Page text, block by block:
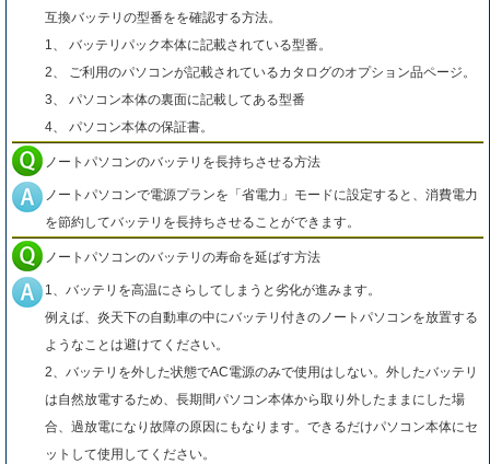
互換バッテリの型番をを確認する方法。
1、 バッテリパック本体に記載されている型番。
2、 ご利用のパソコンが記載されているカタログのオプション品ページ。
3、 パソコン本体の裏面に記載してある型番
4、 パソコン本体の保証書。
ノートパソコンのバッテリを長持ちさせる方法
ノートパソコンで電源プランを「省電力」モードに設定すると、消費電力
を節約してバッテリを長持ちさせることができます。
ノートパソコンのバッテリの寿命を延ばす方法
1、バッテリを高温にさらしてしまうと劣化が進みます。
例えば、炎天下の自動車の中にバッテリ付きのノートパソコンを放置する
ようなことは避けてください。
2、バッテリを外した状態でAC電源のみで使用はしない。外したバッテリ
は自然放電するため、長期間パソコン本体から取り外したままにした場
合、過放電になり故障の原因にもなります。できるだけパソコン本体にセ
ットして使用してください。